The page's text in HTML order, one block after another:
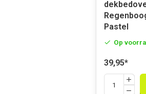
Pastel
Op
39,95*